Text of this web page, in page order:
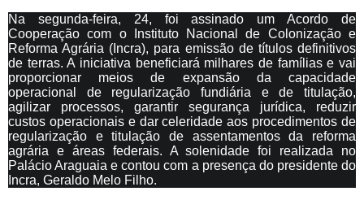
Na segunda-feira, 24, foi assinado um Acordo de
Cooperação com o Instituto Nacional de Colonização e
Reforma Agrária (Incra), para emissão de títulos definitivos
de terras. A iniciativa beneficiará milhares de famílias e vai
proporcionar meios de expansão da capacidade
operacional de regularização fundiária e de titulação,
agilizar processos, garantir segurança jurídica, reduzir
custos operacionais e dar celeridade aos procedimentos de
regularização e titulação de assentamentos da reforma
agrária e áreas federais. A solenidade foi realizada no
Palácio Araguaia e contou com a presença do presidente do
Incra, Geraldo Melo Filho.